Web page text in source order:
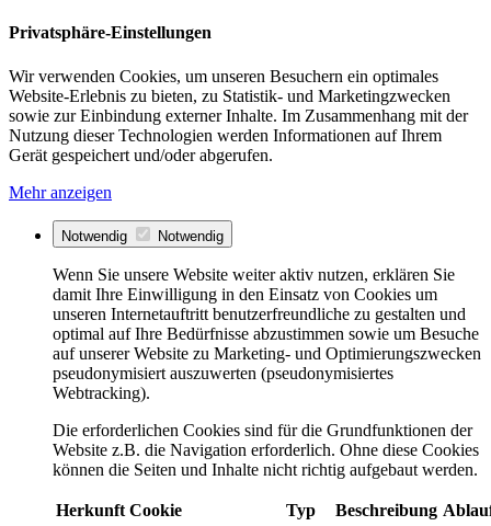
Privatsphäre-Einstellungen
Wir verwenden Cookies, um unseren Besuchern ein optimales
Website-Erlebnis zu bieten, zu Statistik- und Marketingzwecken
sowie zur Einbindung externer Inhalte. Im Zusammenhang mit der
Nutzung dieser Technologien werden Informationen auf Ihrem
Gerät gespeichert und/oder abgerufen.
Mehr anzeigen
Notwendig Notwendig
Wenn Sie unsere Website weiter aktiv nutzen, erklären Sie
damit Ihre Einwilligung in den Einsatz von Cookies um
unseren Internetauftritt benutzerfreundliche zu gestalten und
optimal auf Ihre Bedürfnisse abzustimmen sowie um Besuche
auf unserer Website zu Marketing- und Optimierungszwecken
pseudonymisiert auszuwerten (pseudonymisiertes
Webtracking).
Die erforderlichen Cookies sind für die Grundfunktionen der
Website z.B. die Navigation erforderlich. Ohne diese Cookies
können die Seiten und Inhalte nicht richtig aufgebaut werden.
Herkunft Cookie Typ Beschreibung